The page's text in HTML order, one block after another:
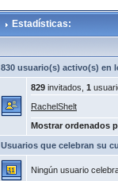
Estadísticas:
830 usuario(s) activo(s) en
829 invitados, 1
RachelShelt
Mostrar ordenados
Usuarios que celebran su
Ningún usuario